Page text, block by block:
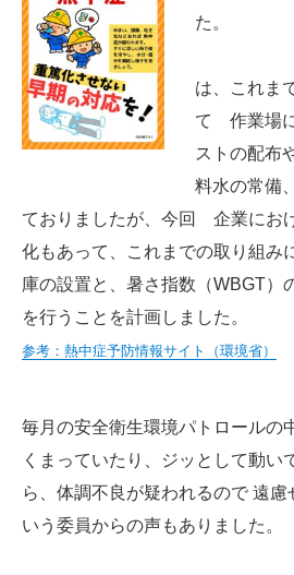
池
は、これま
て 作業場
ストの配布
料水の常備
ておりましたが、今回 企業にお
化もあって、これまでの取り組
庫の設置と、暑さ指数（WBGT）
を行うことを計画しました。
参考：熱中症予防情報サイト（環境省）
毎月の安全衛生環境パトロールの
くまっていたり、ジッとして動い
ら、体調不良が疑われるので 遠慮
いう委員からの声もありました。